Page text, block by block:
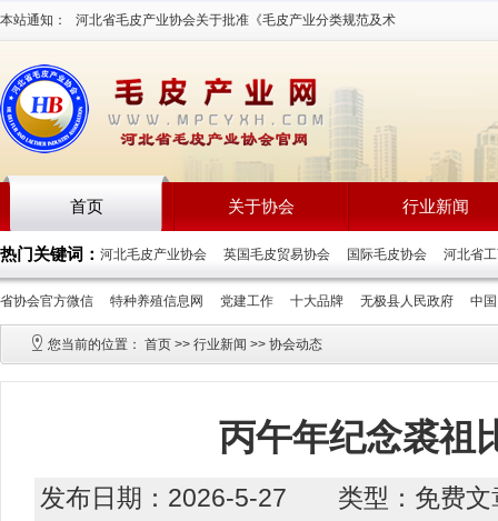
本站通知： 河北省毛皮产业协会关于批准《毛皮产业分类规范及术
语》等三项团体标准立项通知2026-7-16
首页 关于协会 行业新闻
热门关键词： 河北毛皮产业协会 英国毛皮贸易协会 国际毛皮协会 河北省
省协会官方微信 特种养殖信息网 党建工作 十大品牌 无极县人民政府 中
您当前的位置： 首页 >> 行业新闻 >> 协会动态
丙午年纪念裘祖
发布日期：2026-5-27 类型：免费